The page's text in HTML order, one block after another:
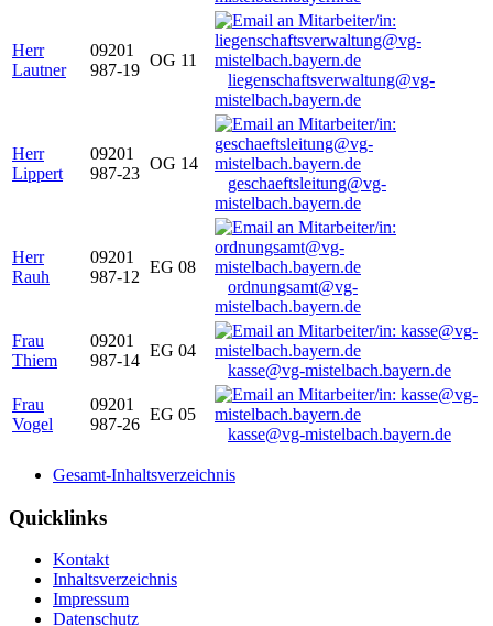
Herr
Lautner
09201
987-19
OG 11
liegenschaftsverwaltung@vg-
mistelbach.bayern.de
Herr
Lippert
09201
987-23
OG 14
geschaeftsleitung@vg-
mistelbach.bayern.de
Herr
Rauh
09201
987-12
EG 08
ordnungsamt@vg-
mistelbach.bayern.de
Frau
Thiem
09201
987-14
EG 04
kasse@vg-mistelbach.bayern.de
Frau
Vogel
09201
987-26
EG 05
kasse@vg-mistelbach.bayern.de
Gesamt-Inhaltsverzeichnis
Quicklinks
Kontakt
Inhaltsverzeichnis
Impressum
Datenschutz